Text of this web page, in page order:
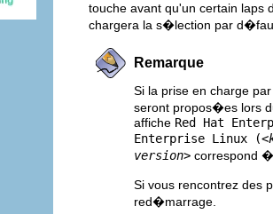
touche avant qu'un certain
chargera la s�lection par
Remarque
Si la prise en charge
seront propos�es lors
affiche Red Hat
Enterprise Linux (
version> correspond
Si vous rencontrez des
red�marrage.